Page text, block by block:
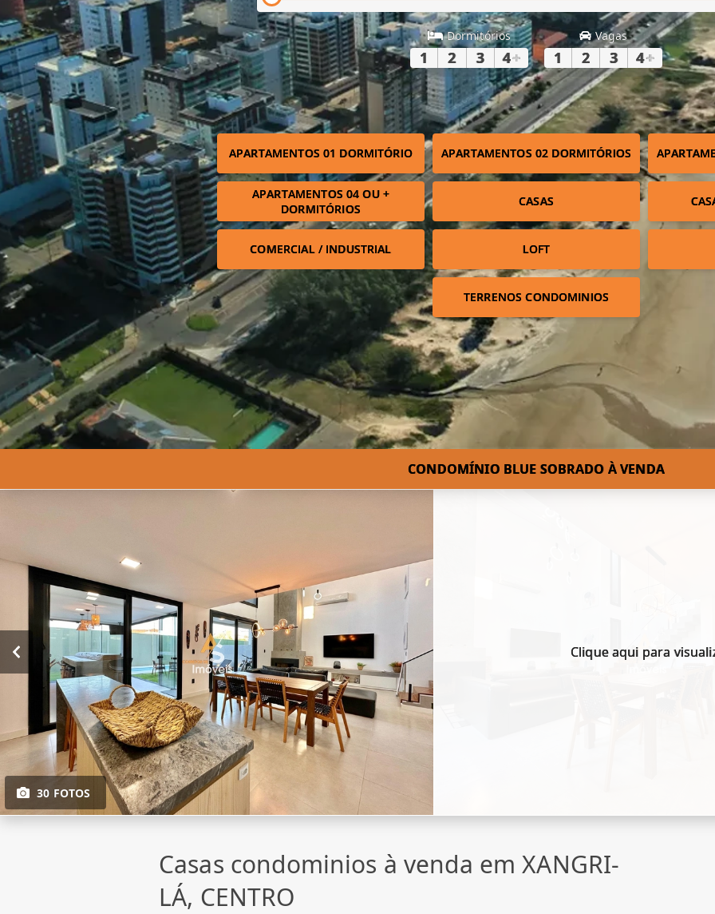
Dormitórios
1 2 3 4+
Vagas
1 2 3 4+
APARTAMENTOS 01 DORMITÓRIO APARTAMENTOS 02 DORMITÓRIOS
APARTAMENTOS 04 OU +
DORMITÓRIOS
CASAS
COMERCIAL / INDUSTRIAL LOFT
TERRENOS CONDOMINIOS
CONDOMÍNIO BLUE SOBRADO À VENDA
30 FOTOS
Clique aqui para
Casas condominios à venda em XANGRI-
LÁ, CENTRO